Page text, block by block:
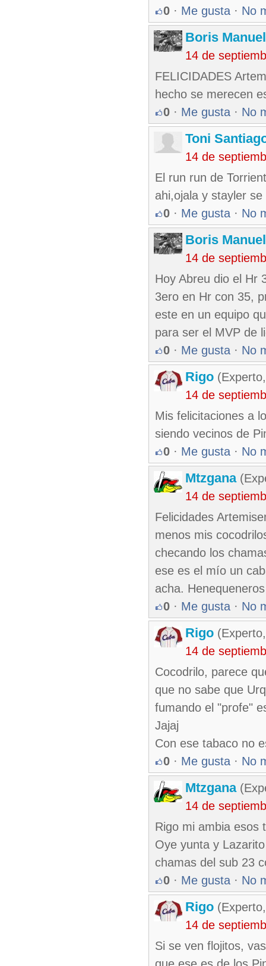
0 · Me gusta · No
Boris
14 de
FELICIDADES
hecho se merecen
0 · Me gusta · No
Toni
14 de
El run run de
ahi,ojala y stayler
0 · Me gusta · No
Boris
14 de
Hoy Abreu dio el Hr
3ero en Hr con 35,
este en un equipo
para ser el MVP de
0 · Me gusta · No
Rigo
14 de
Mis felicitaciones a
siendo vecinos de
0 · Me gusta · No
Mtzgana
14 de
Felicidades
menos mis
checando los
ese es el mío un
acha.
0 · Me gusta · No
Rigo
14 de
Cocodrilo, parece
que no sabe que
fumando el "profe"
Jajaj
Con ese tabaco no
0 · Me gusta · No
Mtzgana
14 de
Rigo mi ambia esos
Oye yunta y
chamas del sub 23
0 · Me gusta · No
Rigo
14 de
Si se ven flojitos,